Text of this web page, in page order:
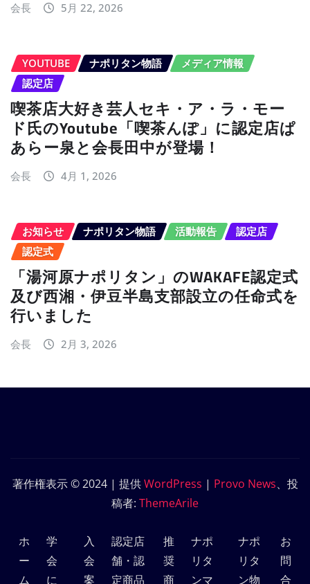
会長 5月 22, 2026
YOUTUBE ナポリタン物語
メディア情報
認定店
喫茶店大好き芸人セキ・ア・ラ・モー
ド氏のYoutube「喫茶んぽ」に認定店ぱ
あらー泉と会長田中が登場！
会長 4月 1, 2026
お知らせ ナポリタン物語 活動報告
認定店
認定式
「湯河原ナポリタン」のWAKAFE認定式
及び西湘・伊豆半島支部設立の任命式を
行いました
会長 2月 3, 2026
著作権表示 © 2024 | 提供WordPress | Provo News、投
稿者: ThemeArile
ホ
ー
ム
学
会
に
入
会
案
認定店
舗・認
定商品
推
奨
商
ナポ
リタ
ンマ
ナポ
リタ
ン物
お
問
合